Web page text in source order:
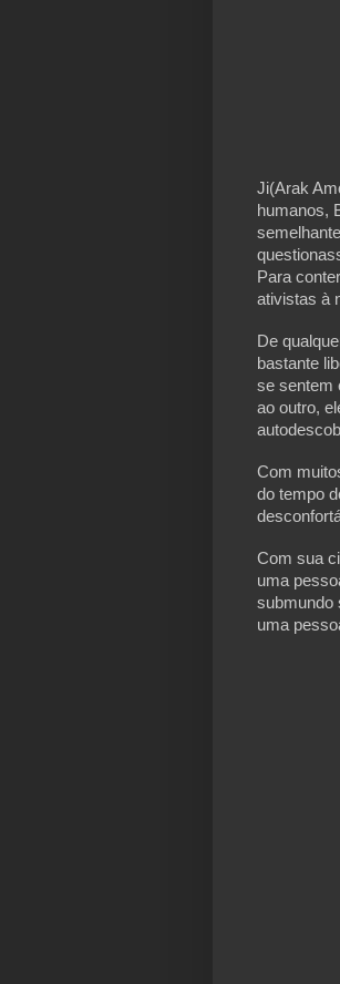
Ji(Arak
humanos,
Para
ativistas à
De
bastante
se sentem
ao outro,
Com
do tempo
Com sua
uma
submundo
uma